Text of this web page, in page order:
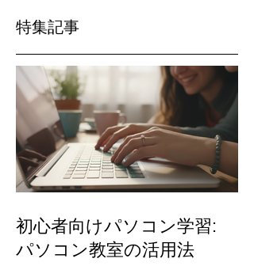
特集記事
初心者向けパソコン学習:
パソコン教室の活用法